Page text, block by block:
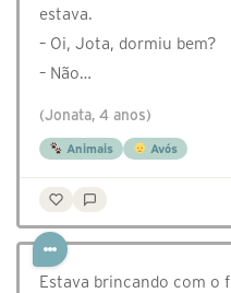
estava.
– Oi, Jota, dormiu bem?
– Não…
(Jonata, 4 anos)
Animais Avós
Estava brincando com o